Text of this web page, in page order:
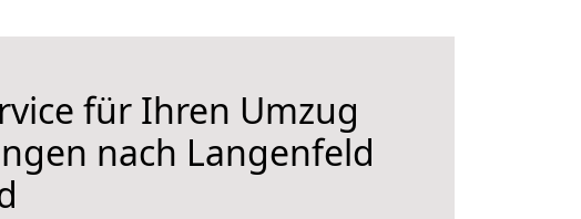
für Ihren Umzug
nach Langenfeld